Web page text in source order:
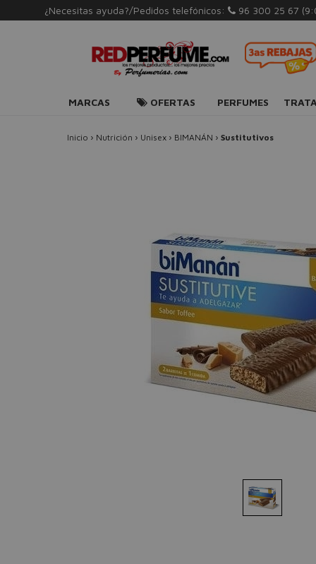
¿Necesitas ayuda?/Pedidos telefónicos: 96 300 25 67
MARCAS OFERTAS PERFUMES
Inicio › Nutrición › Unisex › BIMANÁN › Sustitutivos